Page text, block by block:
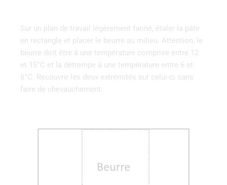
Sur un plan de travail légèrement fariné, étaler la pâte
en rectangle et placer le beurre au milieu. Attention, le
beurre doit être à une température comprise entre 12
et 15°C et la détrempe à une température entre 6 et
8°C. Recouvrir les deux extrémités sur celui-ci sans
faire de chevauchement.